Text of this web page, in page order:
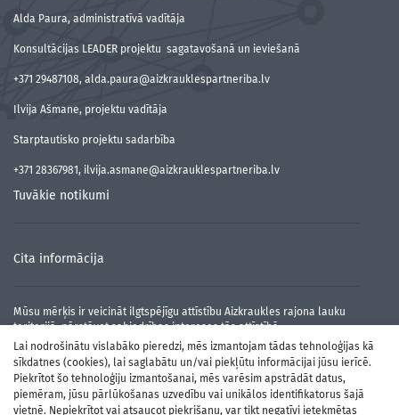
Lai nodrošinātu vislabāko pieredzi, mēs izmantojam tādas tehnoloģijas kā
sīkdatnes (cookies), lai saglabātu un/vai piekļūtu informācijai jūsu ierīcē.
Piekrītot šo tehnoloģiju izmantošanai, mēs varēsim apstrādāt datus,
piemēram, jūsu pārlūkošanas uzvedību vai unikālos identifikatorus šajā
vietnē. Nepiekrītot vai atsaucot piekrišanu, var tikt negatīvi ietekmētas
Alda Paura, administratīvā vadītāja
Konsultācijas LEADER projektu sagatavošanā un ieviešanā
+371 29487108, alda.paura@aizkrauklespartneriba.lv
Ilvija Ašmane, projektu vadītāja
Starptautisko projektu sadarbība
+371 28367981, ilvija.asmane@aizkrauklespartneriba.lv
Tuvākie notikumi
Cita informācija
Mūsu mērķis ir veicināt ilgtspējīgu attīstību Aizkraukles rajona lauku
teritorijā, pārstāvot sabiedrības intereses tās attīstībā.